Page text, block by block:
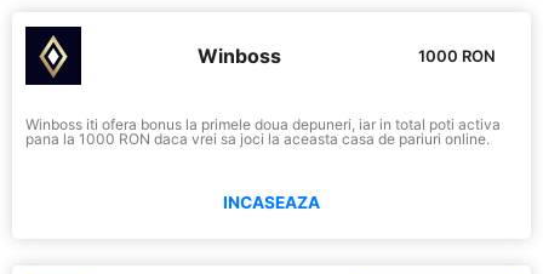
Winboss 1000 RON
Winboss iti ofera bonus la primele doua depuneri, iar in total poti activa
pana la 1000 RON daca vrei sa joci la aceasta casa de pariuri online.
INCASEAZA